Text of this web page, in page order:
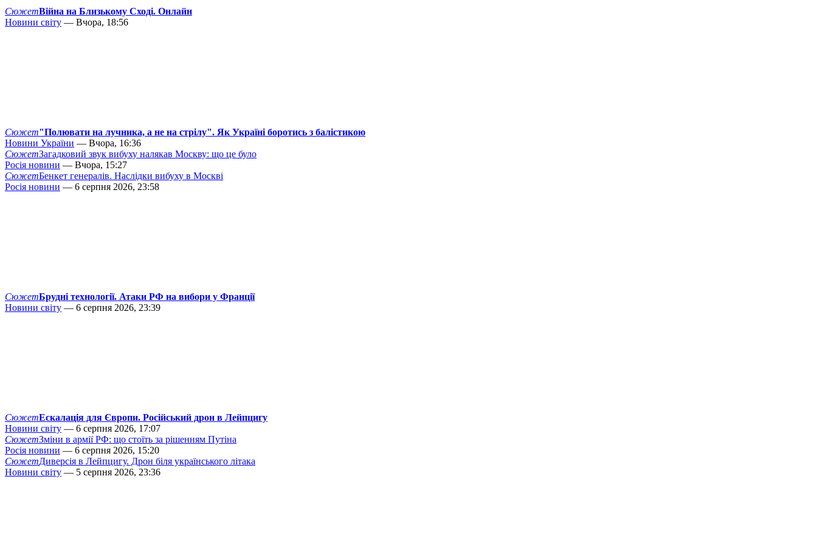
СюжетВійна на Близькому Сході. Онлайн
Новини світу — Вчора, 18:56
Сюжет"Полювати на лучника, а не на стрілу". Як Україні боротись з балістикою
Новини України — Вчора, 16:36
СюжетЗагадковий звук вибуху налякав Москву: що це було
Росія новини — Вчора, 15:27
СюжетБенкет генералів. Наслідки вибуху в Москві
Росія новини — 6 серпня 2026, 23:58
СюжетБрудні технології. Атаки РФ на вибори у Франції
Новини світу — 6 серпня 2026, 23:39
СюжетЕскалація для Європи. Російський дрон в Лейпцигу
Новини світу — 6 серпня 2026, 17:07
СюжетЗміни в армії РФ: що стоїть за рішенням Путіна
Росія новини — 6 серпня 2026, 15:20
СюжетДиверсія в Лейпцигу. Дрон біля українського літака
Новини світу — 5 серпня 2026, 23:36